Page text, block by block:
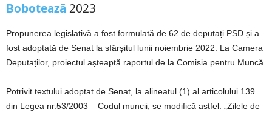
Bobotează 2023
Propunerea legislativă a fost formulată de 62 de deputați PSD și a
fost adoptată de Senat la sfârșitul lunii noiembrie 2022. La Camera
Deputaților, proiectul așteaptă raportul de la Comisia pentru Muncă.
Potrivit textului adoptat de Senat, la alineatul (1) al articolului 139
din Legea nr.53/2003 – Codul muncii, se modifică astfel: „Zilele de